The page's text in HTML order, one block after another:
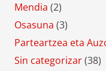
Mendia (2)
Osasuna (3)
Parteartzea eta
Sin categorizar(38)